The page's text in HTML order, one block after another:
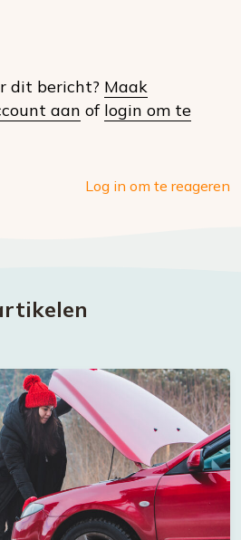
social
dit bericht? Maak
aan of login om te
Log in om te reageren